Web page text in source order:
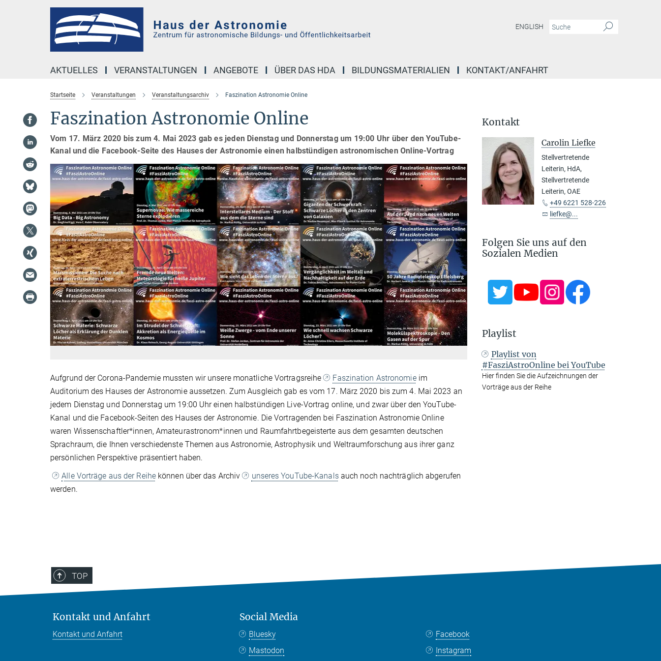
ENGLISH
AKTUELLES VERANSTALTUNGEN ANGEBOTE ÜBER DAS HDA BILDUNGSMATERIALIEN KONTAKT/ANFAHRT
Startseite Veranstaltungen Veranstaltungsarchiv Faszination Astronomie Online
Faszination Astronomie Online
Vom 17. März 2020 bis zum 4. Mai 2023 gab es jeden Dienstag und Donnerstag um 19:00 Uhr über den YouTube-
Kanal und die Facebook-Seite des Hauses der Astronomie einen halbstündigen astronomischen Online-Vortrag
Aufgrund der Corona-Pandemie mussten wir unsere monatliche Vortragsreihe Faszination Astronomieim
Auditorium des Hauses der Astronomie aussetzen. Zum Ausgleich gab es vom 17. März 2020 bis zum 4. Mai 2023 an
jedem Dienstag und Donnerstag um 19:00 Uhr einen halbstündigen Live-Vortrag online, und zwar über den YouTube-
Kanal und die Facebook-Seiten des Hauses der Astronomie. Die Vortragenden bei Faszination Astronomie Online
waren Wissenschaftler*innen, Amateurastronom*innen und Raumfahrtbegeisterte aus dem gesamten deutschen
Sprachraum, die Ihnen verschiedenste Themen aus Astronomie, Astrophysik und Weltraumforschung aus ihrer ganz
persönlichen Perspektive präsentiert haben.
Alle Vorträge aus der Reihekönnen über das Archiv unseres YouTube-Kanalsauch noch nachträglich abgerufen
werden.
Kontakt
Carolin Liefke
Stellvertretende
Leiterin, HdA,
Stellvertretende
Leiterin, OAE
+49 6221 528-226
liefke@...
Folgen Sie uns auf den
Sozialen Medien
Playlist
Playlist von
#FasziAstroOnline bei YouTube
Hier finden Sie die Aufzeichnungen der
Vorträge aus der Reihe
TOP
Kontakt und Anfahrt
Kontakt und Anfahrt
Social Media
Bluesky
Mastodon
Facebook
Instagram